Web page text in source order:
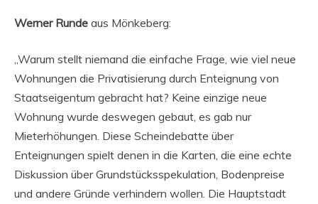
Werner Runde aus Mönkeberg:
„Warum stellt niemand die einfache Frage, wie viel neue
Wohnungen die Privatisierung durch Enteignung von
Staatseigentum gebracht hat? Keine einzige neue
Wohnung wurde deswegen gebaut, es gab nur
Mieterhöhungen. Diese Scheindebatte über
Enteignungen spielt denen in die Karten, die eine echte
Diskussion über Grundstücksspekulation, Bodenpreise
und andere Gründe verhindern wollen. Die Hauptstadt